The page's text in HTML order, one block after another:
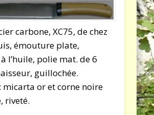
carbone, XC75, de chez
émouture plate,
l’huile, polie mat. de 6
guillochée.
micarta or et corne noire
riveté.